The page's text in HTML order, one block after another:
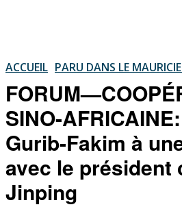
ACCUEIL PARU DANS LE
SINO-
Gurib-Fakim à
avec le président
Jinping